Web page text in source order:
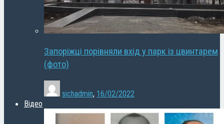
Запоріжці порівняли вхід у парк із цвинтарем
(фото)
sichadmin, 16/02/2022
Відео